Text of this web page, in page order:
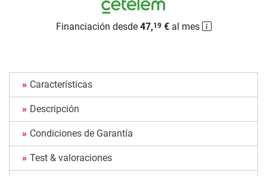
Financiación desde 47,19€al mes
Características
Descripción
Condiciones de Garantía
Test & valoraciones